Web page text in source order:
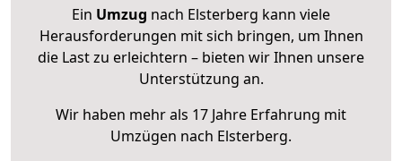
Ein Umzug nach Elsterberg kann viele
Herausforderungen mit sich bringen, um Ihnen
die Last zu erleichtern – bieten wir Ihnen unsere
Unterstützung an.
Wir haben mehr als 17 Jahre Erfahrung mit
Umzügen nach Elsterberg.